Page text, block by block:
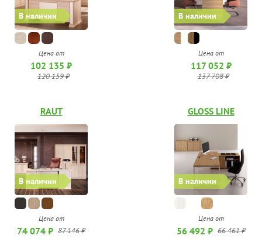
В наличии
Цена от
102 135 ₽
120 159 ₽
В наличии
Цена от
117 052 ₽
137 708 ₽
В наличии
RAUT
Цена от
74 074 ₽ 87 146 ₽
В наличии
GLOSS LINE
Цена от
56 492 ₽ 66 461 ₽